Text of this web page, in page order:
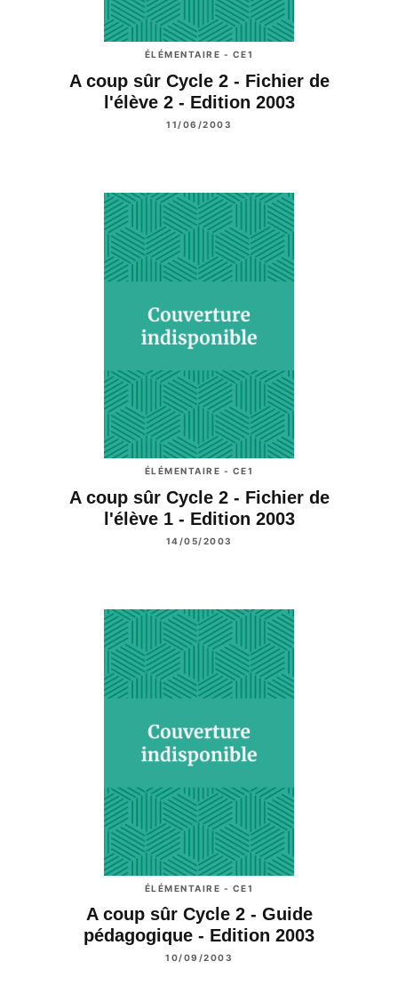
ÉLÉMENTAIRE - CE1
A coup sûr Cycle 2 - Fichier de
l'élève 2 - Edition 2003
11/06/2003
ÉLÉMENTAIRE - CE1
A coup sûr Cycle 2 - Fichier de
l'élève 1 - Edition 2003
14/05/2003
ÉLÉMENTAIRE - CE1
A coup sûr Cycle 2 - Guide
pédagogique - Edition 2003
10/09/2003